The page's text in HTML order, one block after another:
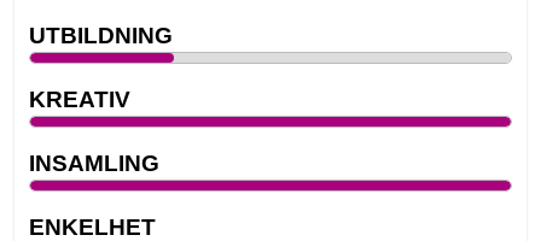
UTBILDNING
KREATIV
INSAMLING
ENKELHET